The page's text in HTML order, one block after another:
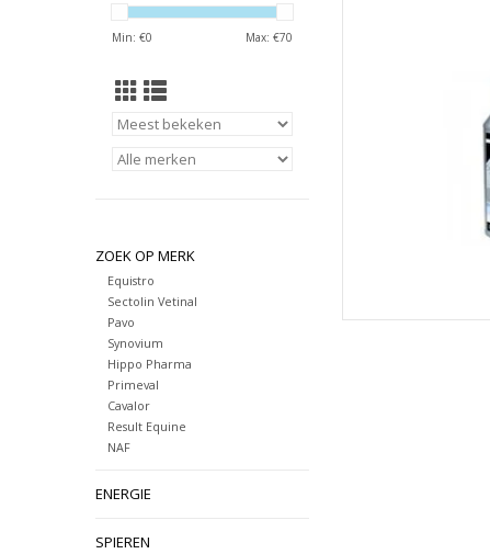
Min: €0 Max: €70
ZOEK OP MERK
Equistro
Sectolin Vetinal
Pavo
Synovium
Hippo Pharma
Primeval
Cavalor
Result Equine
NAF
ENERGIE
SPIEREN